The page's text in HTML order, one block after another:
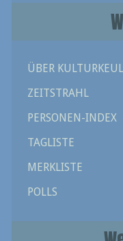
ÜBER
ZEITSTRAHL
PERSONEN-INDEX
TAGLISTE
MERKLISTE
POLLS